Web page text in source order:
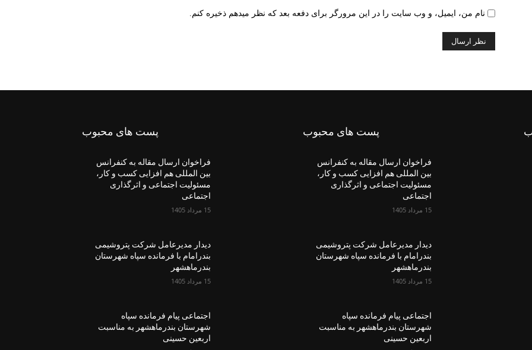
نام من، ایمیل، و وب سایت را در این مرورگر برای دفعه بعد که نظر میدهم ذخیره کنم.
پست های محبوب
فراخوان ارسال مقاله به کنفرانس
بین المللی هم افزایی کسب و کار،
مسئولیت اجتماعی و اثرگذاری
اجتماعی
15 مرداد 1405
دیدار مدیرعامل شرکت پتروشیمی
بندرامام با فرمانده سپاه شهرستان
بندرماهشهر
15 مرداد 1405
اجتماعی پیام فرمانده سپاه
شهرستان بندرماهشهر به مناسبت
اربعین حسینی
پست های محبوب
فراخوان ارسال مقاله به کنفرانس
بین المللی هم افزایی کسب و کار،
مسئولیت اجتماعی و اثرگذاری
اجتماعی
15 مرداد 1405
دیدار مدیرعامل شرکت پتروشیمی
بندرامام با فرمانده سپاه شهرستان
بندرماهشهر
15 مرداد 1405
اجتماعی پیام فرمانده سپاه
شهرستان بندرماهشهر به مناسبت
اربعین حسینی